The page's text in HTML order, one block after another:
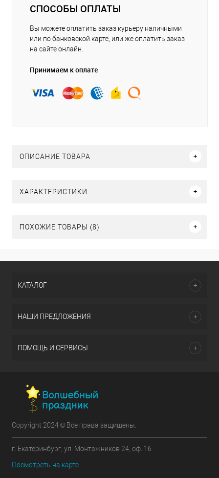
СПОСОБЫ ОПЛАТЫ
Вы можете оплатить заказ курьеру наличными
или по банковской карте, или же оплатить заказ
на сайте онлайн.
Принимаем к оплате
ОПИСАНИЕ ТОВАРА
ХАРАКТЕРИСТИКИ
ПОХОЖИЕ ТОВАРЫ (8)
КАТАЛОГ
НАШИ ПРЕДЛОЖЕНИЯ
ПОМОЩЬ И СЕРВИСЫ
Copyright 2024 © Все права защищены.
г. Екатеринбург, ул. Монтажников 24, оф. 16
Посмотреть на карте